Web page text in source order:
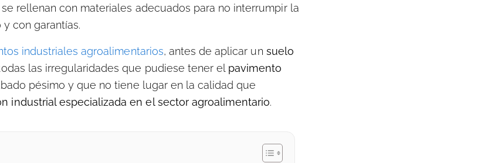
rellenan con materiales adecuados para no interrumpir la
con garantías.
industriales agroalimentarios, antes de aplicar un suelo
las irregularidades que pudiese tener el pavimento
pésimo y que no tiene lugar en la calidad que
industrial especializada en el sector agroalimentario.